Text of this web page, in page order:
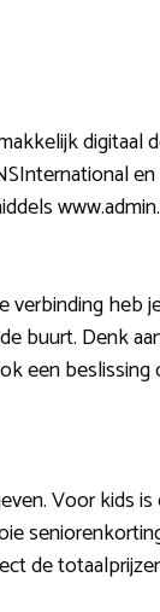
digitaal
verbinding
buurt. Denk
een
Voor kids
de